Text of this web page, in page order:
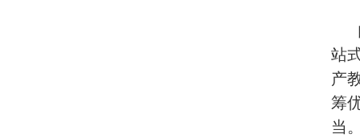
站
产
筹
当。